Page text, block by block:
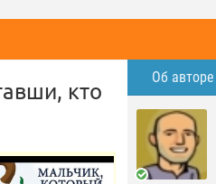
Об авторе
кто